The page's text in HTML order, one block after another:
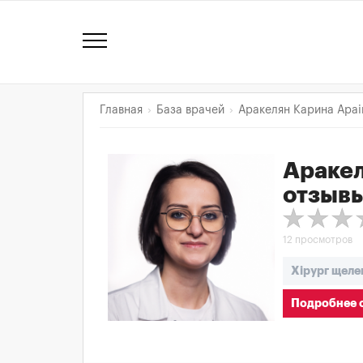
Главная База врачей Аракелян Карина
12 просмотров
Хірург
Подробнее